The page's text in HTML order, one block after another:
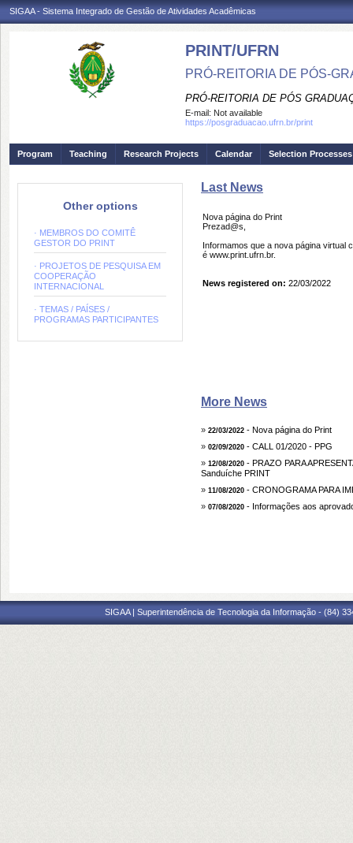
SIGAA - Sistema Integrado de Gestão de Atividades Acadêmicas
PRINT/UFRN
PRÓ-REITORIA DE PÓS-
PRÓ-REITORIA DE PÓS
E-mail: Not available
https://posgraduacao.ufrn.br/print
Program Teaching Research Projects Calendar Selection Processes
Other options
· MEMBROS DO COMITÊ
GESTOR DO PRINT
· PROJETOS DE PESQUISA EM
COOPERAÇÃO
INTERNACIONAL
· TEMAS / PAÍSES /
PROGRAMAS PARTICIPANTES
Last News
Nova página do Print
Prezad@s,
Informamos que a nova página virtual
é www.print.ufrn.br.
News registered on: 22/03/2022
More News
» 22/03/2022 - Nova página do Print
» 02/09/2020 - CALL 01/2020 - PPG
» 12/08/2020 - PRAZO PARA
Sanduíche PRINT
» 11/08/2020 - CRONOGRAMA PARA
» 07/08/2020 - Informações aos
SIGAA | Superintendência de Tecnologia da Informação - (84)